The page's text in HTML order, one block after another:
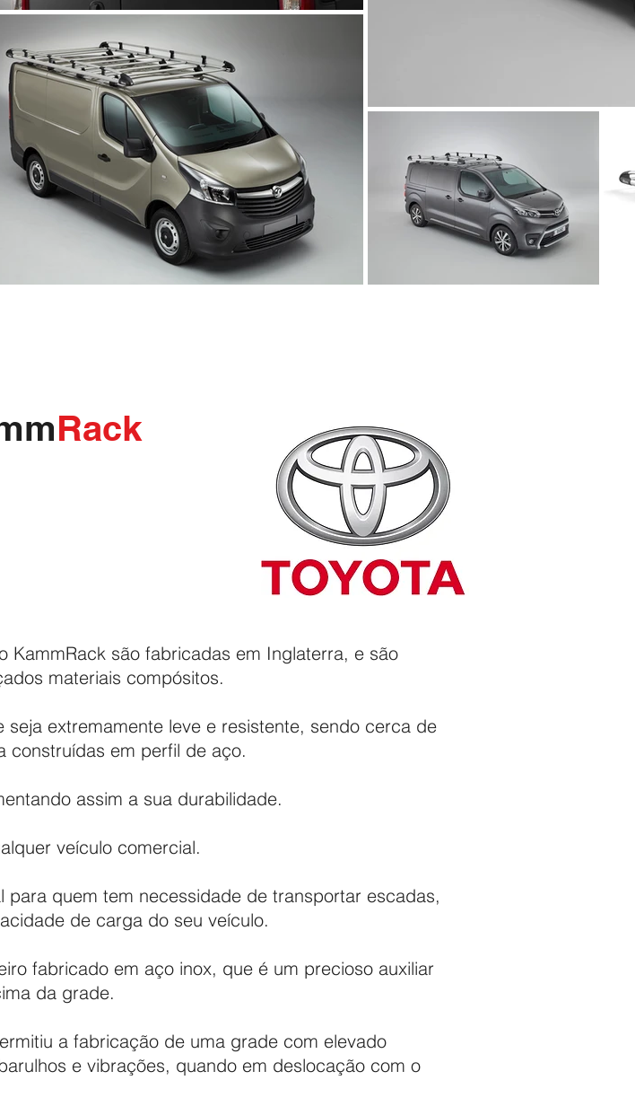
Rack
KammRack são fabricadas em Inglaterra, e são
materiais compósitos.
extremamente leve e resistente, sendo cerca de
construídas em perfil de aço.
assim a sua durabilidade.
veículo comercial.
quem tem necessidade de transportar escadas,
de carga do seu veículo.
fabricado em aço inox, que é um precioso auxiliar
da grade.
a fabricação de uma grade com elevado
e vibrações, quando em deslocação com o